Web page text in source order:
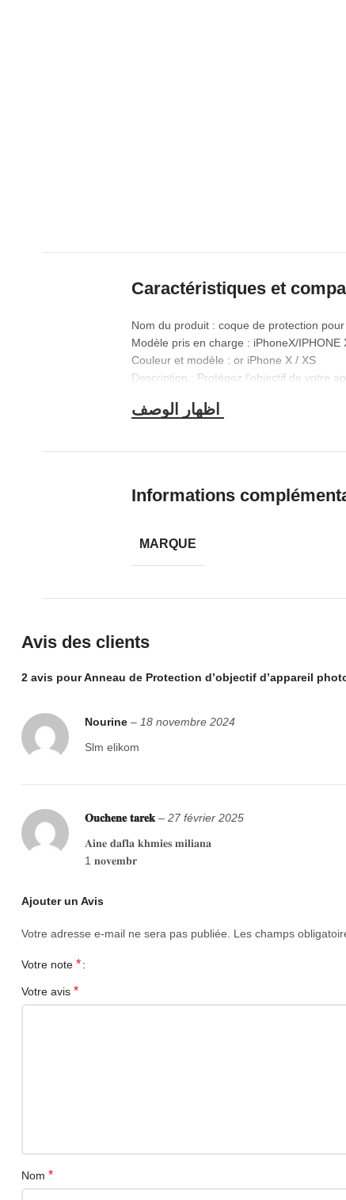
Caractéristiques et
Nom du produit : coque de protection pour
Modèle pris en charge : iPhoneX/IPHONE
Couleur et modèle : or iPhone X / XS
Description : Protégez l’objectif de votre
de la caméra et de l’objectif. Le
Informations
MARQUE
Avis des clients
2 avis pourAnneau de Protection d’objectif d’appareil
Nourine – 18 novembre 2024
Slm elikom
𝐎𝐮𝐜𝐡𝐞𝐧𝐞 𝐭𝐚𝐫𝐞𝐤 – 27 février 2025
𝐀𝐢𝐧𝐞 𝐝𝐚𝐟𝐥𝐚 𝐤𝐡𝐦𝐢𝐞𝐬 𝐦𝐢𝐥𝐢𝐚𝐧𝐚
1 𝐧𝐨𝐯𝐞𝐦𝐛𝐫
Ajouter un Avis
Votre adresse e-mail ne sera pas publiée. Les champs
Votre note *
Votre avis *
Nom *